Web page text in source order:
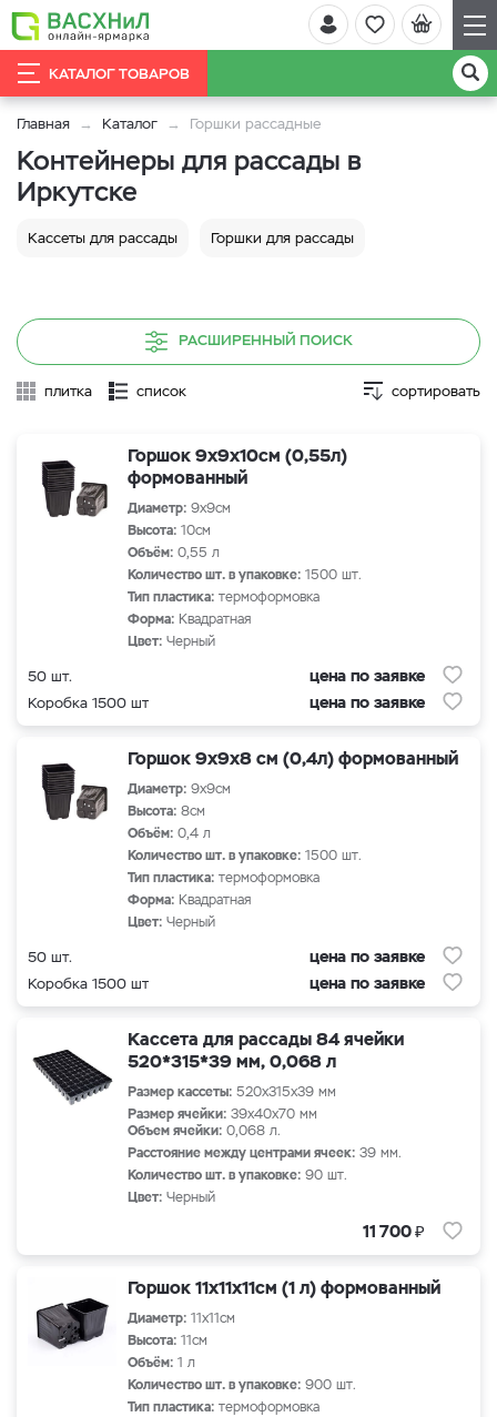
КАТАЛОГ ТОВАРОВ
Главная Каталог Горшки рассадные
Контейнеры для рассады в
Иркутске
Кассеты для рассады Горшки для рассады
РАСШИРЕННЫЙ ПОИСК
плитка список сортировать
Горшок 9х9х10см (0,55л)
формованный
Диаметр: 9х9см
Высота: 10см
Объём: 0,55 л
Количество шт. в упаковке: 1500 шт.
Тип пластика: термоформовка
Форма: Квадратная
Цвет: Черный
50 шт. цена по заявке
Коробка 1500 шт цена по заявке
Горшок 9х9х8 см (0,4л) формованный
Диаметр: 9х9см
Высота: 8см
Объём: 0,4 л
Количество шт. в упаковке: 1500 шт.
Тип пластика: термоформовка
Форма: Квадратная
Цвет: Черный
50 шт. цена по заявке
Коробка 1500 шт цена по заявке
Кассета для рассады 84 ячейки
520*315*39 мм, 0,068 л
Размер кассеты: 520х315х39 мм
Размер ячейки: 39х40х70 мм
Объем ячейки: 0,068 л.
Расстояние между центрами ячеек: 39 мм.
Количество шт. в упаковке: 90 шт.
Цвет: Черный
11 700₽
Горшок 11х11х11см (1 л) формованный
Диаметр: 11х11см
Высота: 11см
Объём: 1 л
Количество шт. в упаковке: 900 шт.
Тип пластика: термоформовка